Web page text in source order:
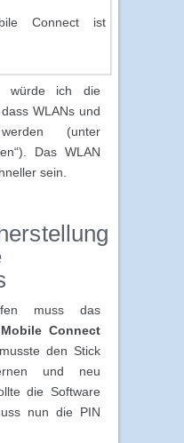
Connect ist
würde ich die
WLANs und
(unter
Das WLAN
sein.
muss das
Connect
den Stick
und neu
die Software
nun die PIN